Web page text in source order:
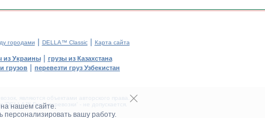
нашем сайте.
вашу работу.
городами | DELLA™ Classic| Карта сайта
из Украины| грузы из Казахстана
грузов | перевезти груз Узбекистан
являются объектами авторского права.
Грузоперевозки' - не допускается.